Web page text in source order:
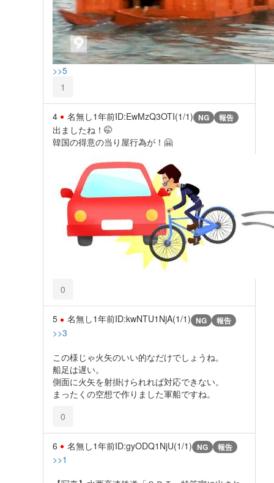
>>5
1
4 名無し1年前ID:EwMzQ3OTI(1/1) NG 報告
出ましたね！🤭
韓国の得意の当り屋行為が！🤗
0
5 名無し1年前ID:kwNTU1NjA(1/1) NG 報告
>>3
この様じゃ火矢のいい的なだけでしょうね。
船足は遅い。
側面に火矢を射掛けられれば対応できない。
まったくの空想で作りました軍船ですね。
0
6 名無し1年前ID:gyODQ1NjU(1/1) NG 報告
>>1